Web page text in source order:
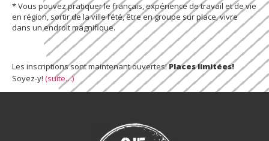
* Vous pouvez pratiquer le français, expérience de travail et de vie
en région, sortir de la ville l’été, être en groupe sur place, vivre
dans un endroit magnifique.
Les inscriptions sont maintenant ouvertes!Places limitées!
Soyez-y! (suite…)